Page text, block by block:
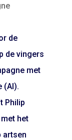
de
de vingers
met
(AI).
Philip
het
artsen